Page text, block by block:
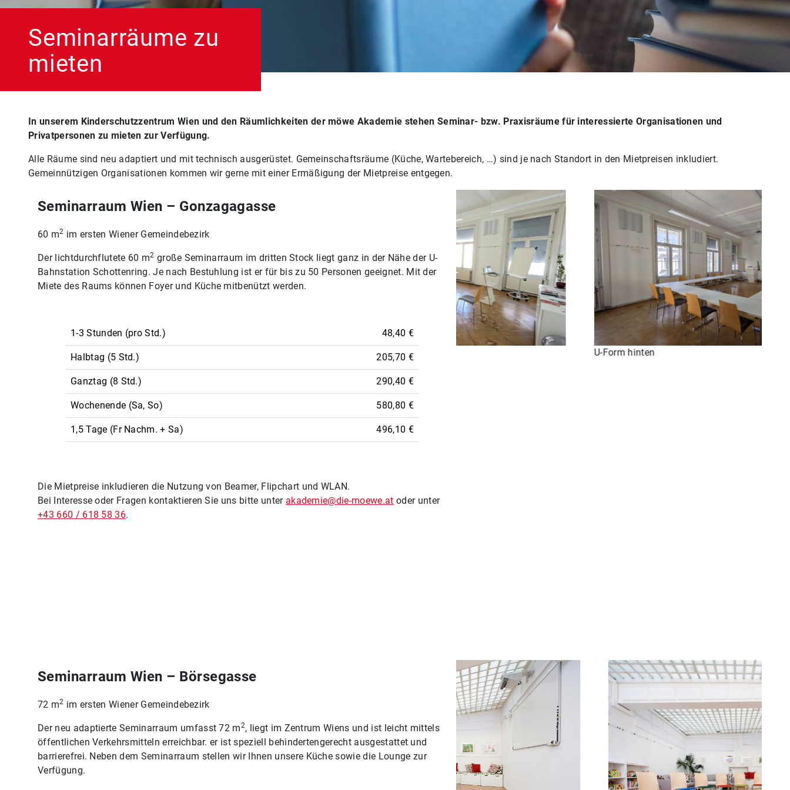
Seminarräume zu
mieten
In unserem Kinderschutzzentrum Wien und den Räumlichkeiten der möwe Akademie stehen Seminar- bzw. Praxisräume für interessierte Organisationen und
Privatpersonen zu mieten zur Verfügung.
Alle Räume sind neu adaptiert und mit technisch ausgerüstet. Gemeinschaftsräume (Küche, Wartebereich, …) sind je nach Standort in den Mietpreisen inkludiert.
Gemeinnützigen Organisationen kommen wir gerne mit einer Ermäßigung der Mietpreise entgegen.
Seminarraum Wien – Gonzagagasse
60 m2 im ersten Wiener Gemeindebezirk
Der lichtdurchflutete 60 m2 große Seminarraum im dritten Stock liegt ganz in der Nähe der U-
Bahnstation Schottenring. Je nach Bestuhlung ist er für bis zu 50 Personen geeignet. Mit der
Miete des Raums können Foyer und Küche mitbenützt werden.
1-3 Stunden (pro Std.) 48,40 €
Halbtag (5 Std.) 205,70 €
Ganztag (8 Std.) 290,40 €
Wochenende (Sa, So) 580,80 €
1,5 Tage (Fr Nachm. + Sa) 496,10 €
Die Mietpreise inkludieren die Nutzung von Beamer, Flipchart und WLAN.
Bei Interesse oder Fragen kontaktieren Sie uns bitte unter akademie@die-moewe.at oder unter
+43 660 / 618 58 36.
Seminarraum Wien – Börsegasse
72 m2 im ersten Wiener Gemeindebezirk
Der neu adaptierte Seminarraum umfasst 72 m2, liegt im Zentrum Wiens und ist leicht mittels
öffentlichen Verkehrsmitteln erreichbar. er ist speziell behindertengerecht ausgestattet und
barrierefrei. Neben dem Seminarraum stellen wir Ihnen unsere Küche sowie die Lounge zur
Verfügung.